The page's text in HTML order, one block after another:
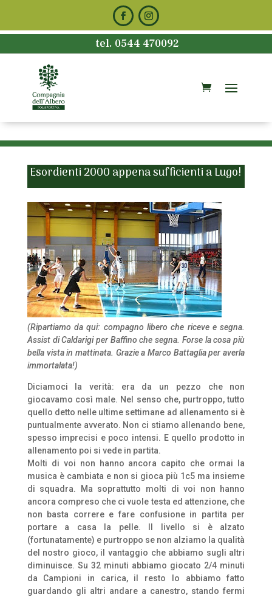
tel. 0544 470092
Esordienti 2000 appena sufficienti a Lugo!
(Ripartiamo da qui: compagno libero che riceve e segna.
Assist di Caldarigi per Baffino che segna. Forse la cosa più
bella vista in mattinata. Grazie a Marco Battaglia per averla
immortalata!)
Diciamoci la verità: era da un pezzo che non
giocavamo così male. Nel senso che, purtroppo, tutto
quello detto nelle ultime settimane ad allenamento si è
puntualmente avverato. Non ci stiamo allenando bene,
spesso imprecisi e poco intensi. E quello prodotto in
allenamento poi si vede in partita.
Molti di voi non hanno ancora capito che ormai la
musica è cambiata e non si gioca più 1c5 ma insieme
di squadra. Ma soprattutto molti di voi non hanno
ancora compreso che ci vuole testa ed attenzione, che
non basta correre e fare confusione in partita per
portare a casa la pelle. Il livello si è alzato
(fortunatamente) e purtroppo se non alziamo la qualità
del nostro gioco, il vantaggio che abbiamo sugli altri
diminuisce. Su 32 minuti abbiamo giocato 2/4 minuti
da Campioni in carica, il resto lo abbiamo fatto
guardando gli altri andare a canestro, stando fermi